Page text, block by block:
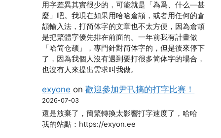
用字差異其實很少的，可能就是「為爲、什么―甚
麼」吧。我現在如果用哈哈倉頡，或者用任何的倉
頡輸入法，打简体字的文章也不太方便，因為倉頡
是把繁體字優先排在前面的。一年前我有計畫做
「哈简仓颉」，專門針對简体字的，但是後來停下
了，因為我個人沒有遇到要打很多简体字的場合，
也沒有人來提出需求叫我做。
exyone on歡迎參加尹卂搞的打字比賽！
2026-07-03
還是放棄了，簡繁轉換太影響打字速度了，哈哈
我的站點：https://exyon.ee